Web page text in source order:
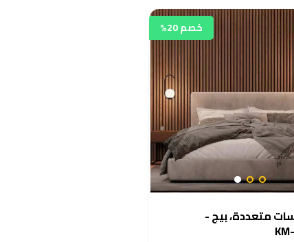
خصم 20%
متعددة، بيج -